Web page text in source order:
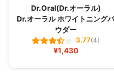
Dr.Oral(Dr.オーラル)
Dr.オーラル ホワイトニングパ
ウダー
3.77(4)
¥1,430